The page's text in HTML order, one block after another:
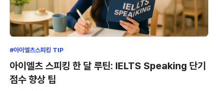
#아이엘츠스피킹 TIP
아이엘츠 스피킹 한 달 루틴: IELTS Speaking 단기
점수 향상 팁